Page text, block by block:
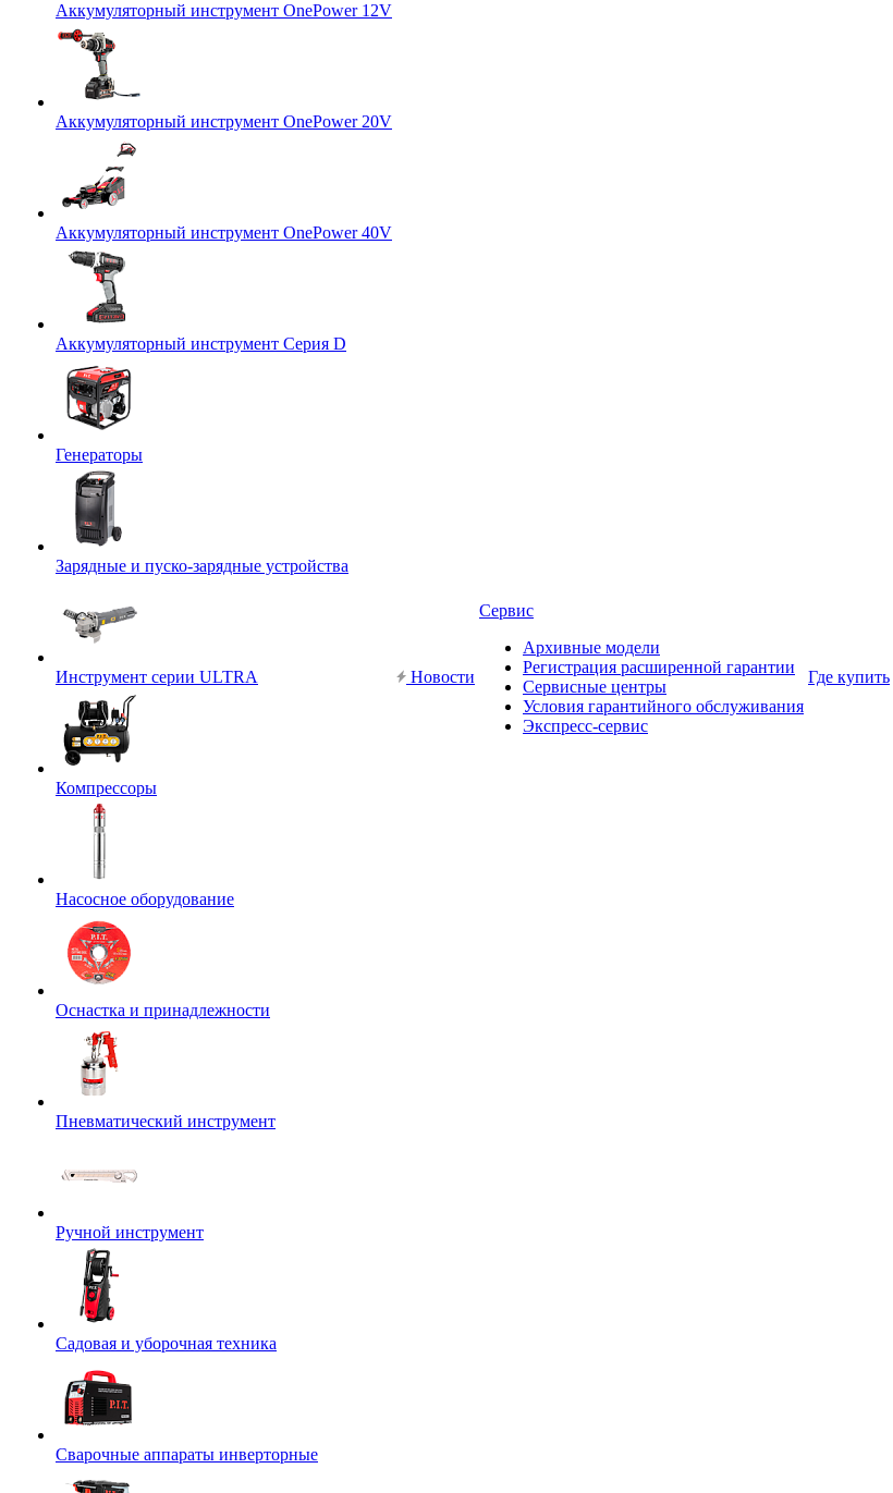
Аккумуляторный инструмент OnePower 12V
Аккумуляторный инструмент OnePower 20V
Аккумуляторный инструмент OnePower 40V
Аккумуляторный инструмент Серия D
Генераторы
Зарядные и пуско-зарядные устройства
Инструмент серии ULTRA
Компрессоры
Насосное оборудование
Оснастка и принадлежности
Пневматический инструмент
Ручной инструмент
Садовая и уборочная техника
Сварочные аппараты инверторные
Новости
Сервис
Архивные модели
Регистрация расширенной гарантии
Сервисные центры
Условия гарантийного обслуживания
Экспресс-сервис
Где купить